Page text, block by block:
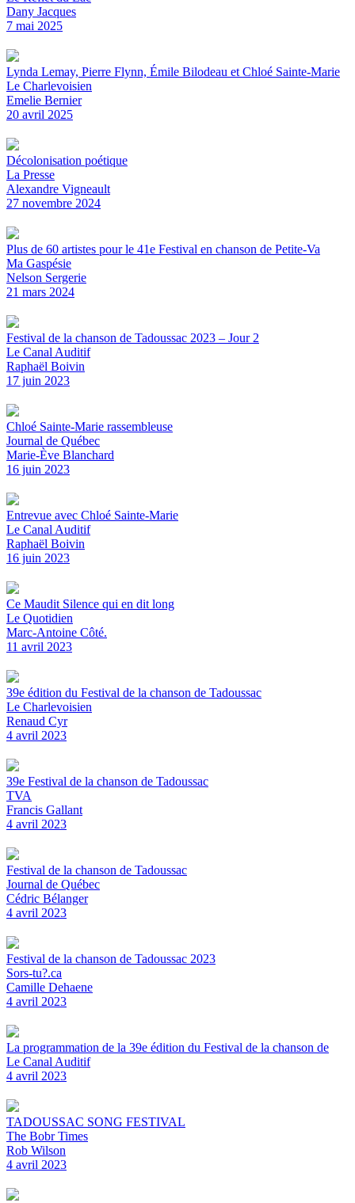
Dany Jacques
7 mai 2025
Lynda Lemay, Pierre Flynn, Émile Bilodeau et Chloé Sainte-Marie
Le Charlevoisien
Emelie Bernier
20 avril 2025
Décolonisation poétique
La Presse
Alexandre Vigneault
27 novembre 2024
Plus de 60 artistes pour le 41e Festival en chanson de Petite-Va
Ma Gaspésie
Nelson Sergerie
21 mars 2024
Festival de la chanson de Tadoussac 2023 – Jour 2
Le Canal Auditif
Raphaël Boivin
17 juin 2023
Chloé Sainte-Marie rassembleuse
Journal de Québec
Marie-Ève Blanchard
16 juin 2023
Entrevue avec Chloé Sainte-Marie
Le Canal Auditif
Raphaël Boivin
16 juin 2023
Ce Maudit Silence qui en dit long
Le Quotidien
Marc-Antoine Côté.
11 avril 2023
39e édition du Festival de la chanson de Tadoussac
Le Charlevoisien
Renaud Cyr
4 avril 2023
39e Festival de la chanson de Tadoussac
TVA
Francis Gallant
4 avril 2023
Festival de la chanson de Tadoussac
Journal de Québec
Cédric Bélanger
4 avril 2023
Festival de la chanson de Tadoussac 2023
Sors-tu?.ca
Camille Dehaene
4 avril 2023
La programmation de la 39e édition du Festival de la chanson de
Le Canal Auditif
4 avril 2023
TADOUSSAC SONG FESTIVAL
The Bobr Times
Rob Wilson
4 avril 2023